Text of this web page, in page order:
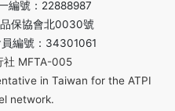
編號：22888987
保協會北0030號
編號：34301061
社 MFTA-005
in Taiwan for the ATPI
network.